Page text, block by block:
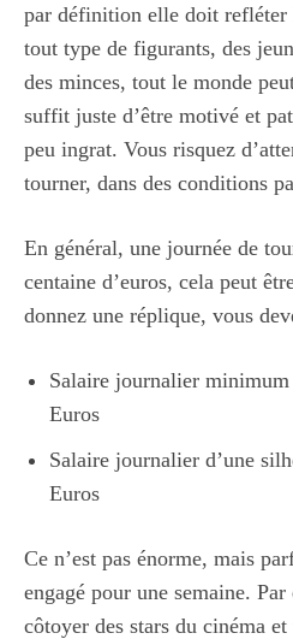
par définition elle doit
tout type de figurants, des
des minces, tout le monde
suffit juste d’être motivé et
peu ingrat. Vous risquez
tourner, dans des conditions
En général, une journée de
centaine d’euros, cela peut
donnez une réplique, vous
Salaire journalier
Euros
Salaire journalier d’une
Euros
Ce n’est pas énorme, mais
engagé pour une semaine.
côtoyer des stars du cinéma